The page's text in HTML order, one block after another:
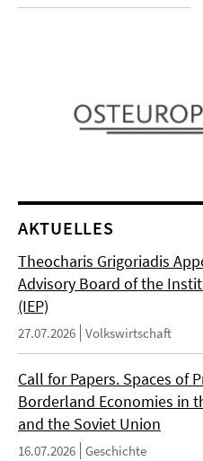
AKTUELLES
Theocharis Grigoriadis
Advisory Board of the
(IEP)
27.07.2026 Volkswirtschaft
Call for Papers. Spaces of
Borderland Economies in
and the Soviet Union
16.07.2026 Geschichte